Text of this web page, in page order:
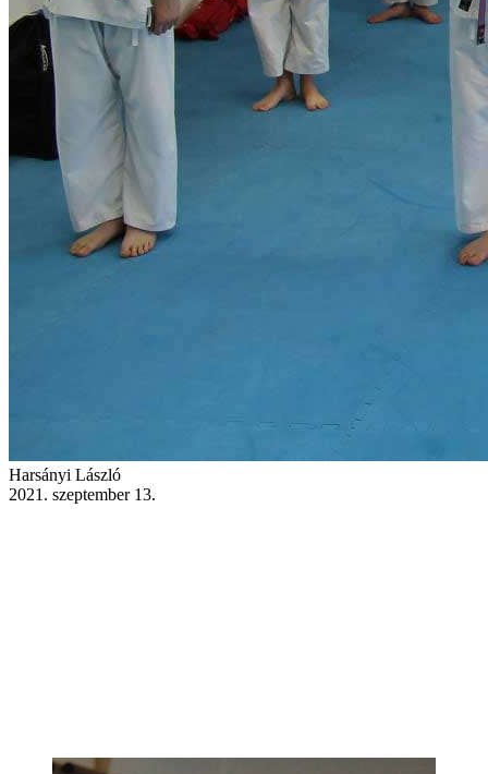
Harsányi László
2021. szeptember 13.